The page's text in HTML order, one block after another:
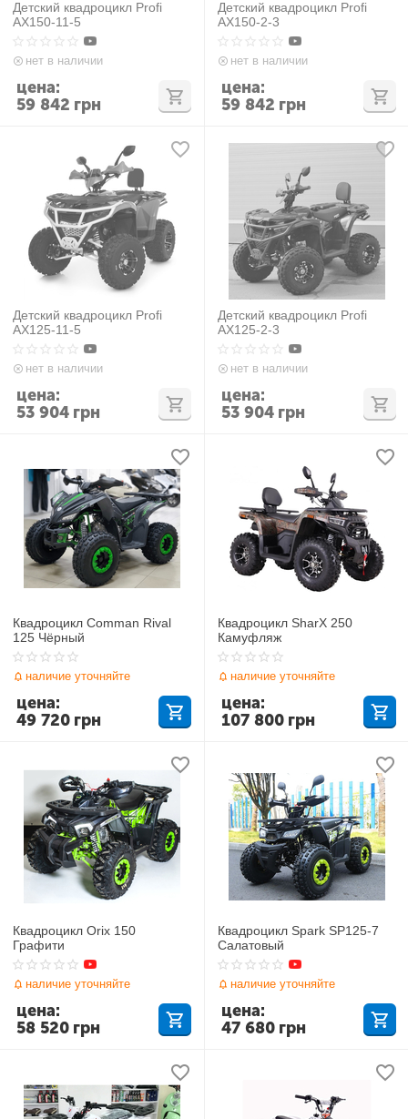
Детский квадроцикл Profi
AX150-11-5
нет в наличии
59 842 грн
цена:
Детский квадроцикл Profi
AX150-2-3
нет в наличии
59 842 грн
цена:
Детский квадроцикл Profi
AX125-11-5
нет в наличии
53 904 грн
цена:
Детский квадроцикл Profi
AX125-2-3
нет в наличии
53 904 грн
цена:
Квадроцикл Comman Rival
125 Чёрный
наличие уточняйте
49 720 грн
цена:
Квадроцикл SharX 250
Камуфляж
наличие уточняйте
107 800 грн
цена:
Квадроцикл Orix 150
Графити
наличие уточняйте
58 520 грн
цена:
Квадроцикл Spark SP125-7
Салатовый
наличие уточняйте
47 680 грн
цена: